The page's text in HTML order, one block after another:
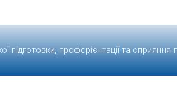
підготовки, профорієнтації та